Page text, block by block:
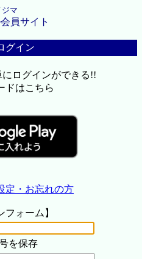
ジマ
員サイト
グイン
ログインができる!!
ドはこちら
定・お忘れの方
フォーム】
を保存